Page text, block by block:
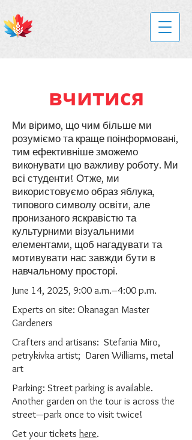
вчитися
Ми віримо, що чим більше ми
розуміємо та краще поінформовані,
тим ефективніше зможемо
виконувати цю важливу роботу. Ми
всі студенти! Отже, ми
використовуємо образ яблука,
типового символу освіти, але
пронизаного яскравістю та
культурними візуальними
елементами, щоб нагадувати та
мотивувати нас завжди бути в
навчальному просторі.
June 14, 2025, 9:00 a.m.–4:00 p.m.
Experts on site: Okanagan Master
Gardeners
Crafters and artisans: Stefania Miro,
petrykivka artist; Daren Williams, metal
art
Parking: Street parking is available.
Another garden on the tour is across the
street—park once to visit twice!
Get your tickets here.